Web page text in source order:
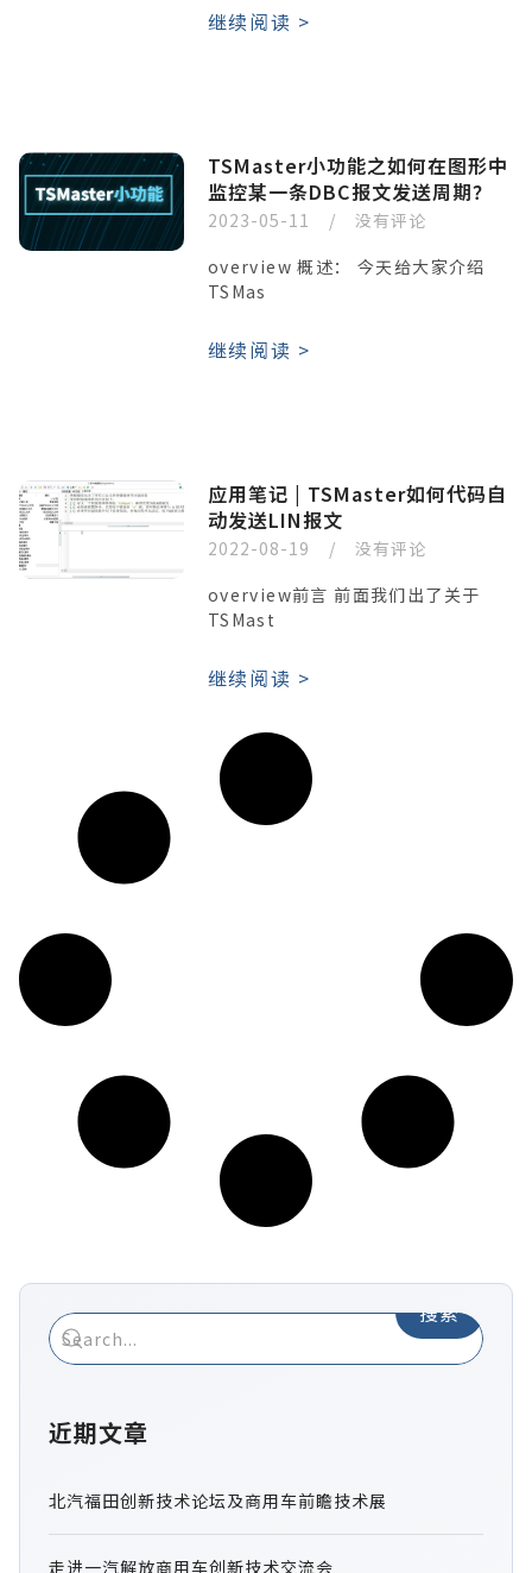
继续阅读 >
TSMaster小功能之如何在图形中
监控某一条DBC报文发送周期？
2023-05-11
没有评论
overview 概述： 今天给大家介绍
TSMas
继续阅读 >
应用笔记 | TSMaster如何代码自
动发送LIN报文
2022-08-19
没有评论
overview前言 前面我们出了关于
TSMast
继续阅读 >
搜索
近期文章
北汽福田创新技术论坛及商用车前瞻技术展
走进一汽解放商用车创新技术交流会